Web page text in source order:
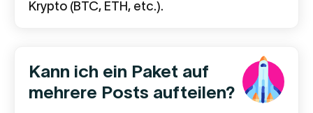
Krypto (BTC, ETH, etc.).
Kann ich ein Paket auf
mehrere Posts aufteilen?